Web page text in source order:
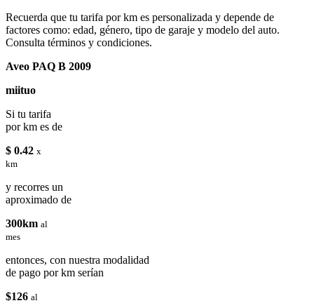
Recuerda que tu tarifa por km es personalizada y depende de
factores como: edad, género, tipo de garaje y modelo del auto.
Consulta términos y condiciones.
Aveo PAQ B 2009
miituo
Si tu tarifa
por km es de
$ 0.42 x
km
y recorres un
aproximado de
300km al
mes
entonces, con nuestra modalidad
de pago por km serían
$126 al